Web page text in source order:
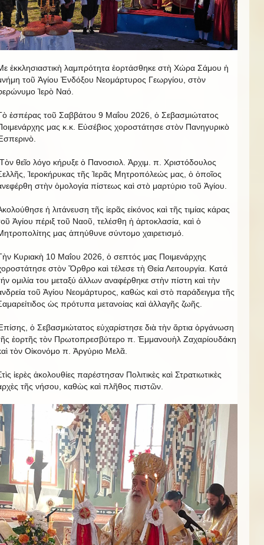
ἐκκλησιαστικὴ λαμπρότητα ἐορτάσθηκε στὴ Χώρα Σάμου ἡ
τοῦ Ἁγίου Ἐνδόξου Νεομάρτυρος Γεωργίου, στὸν
Ἱερὸ Ναό.
ἑσπέρας τοῦ Σαββάτου 9 Μαΐου 2026, ὁ Σεβασμιώτατος
μας κ.κ. Εὐσέβιος χοροστάτησε στὸν Πανηγυρικὸ
θεῖο λόγο κήρυξε ὁ Πανοσιολ. Ἀρχιμ. π. Χριστόδουλος
Ἱεροκήρυκας τῆς Ἱερᾶς Μητροπόλεώς μας, ὁ ὁποῖος
στὴν ὁμολογία πίστεως καὶ στὸ μαρτύριο τοῦ Ἁγίου.
ἡ λιτάνευση τῆς ἱερᾶς εἰκόνος καὶ τῆς τιμίας κάρας
Ἁγίου πέριξ τοῦ Ναοῦ, τελέσθη ἡ ἀρτοκλασία, καὶ ὁ
μας ἀπηύθυνε σύντομο χαιρετισμό.
Κυριακὴ 10 Μαΐου 2026, ὁ σεπτός μας Ποιμενάρχης
στὸν Ὄρθρο καὶ τέλεσε τὴ Θεία Λειτουργία. Κατά
ομιλία του μεταξύ άλλων αναφέρθηκε στὴν πίστη καὶ τὴν
τοῦ Ἁγίου Νεομάρτυρος, καθὼς καὶ στὸ παράδειγμα τῆς
ὡς πρότυπα μετανοίας καὶ ἀλλαγῆς ζωῆς.
ὁ Σεβασμιώτατος εὐχαρίστησε διὰ τὴν ἄρτια ὀργάνωση
ἑορτῆς τὸν Πρωτοπρεσβύτερο π. Ἐμμανουὴλ Ζαχαρίουδάκη
τὸν Οἰκονόμο π. Ἀργύριο Μελᾶ.
ἱερὲς ἀκολουθίες παρέστησαν Πολιτικὲς καὶ Στρατιωτικὲς
τῆς νήσου, καθὼς καὶ πλῆθος πιστῶν.